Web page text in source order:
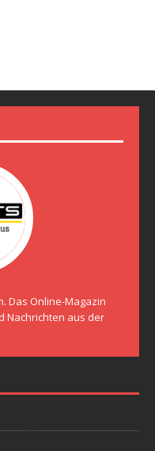
Das Online-Magazin
Nachrichten aus der